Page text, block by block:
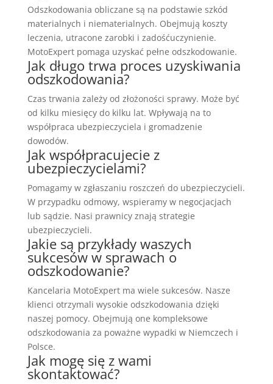
Odszkodowania obliczane są na podstawie szkód
materialnych i niematerialnych. Obejmują koszty
leczenia, utracone zarobki i zadośćuczynienie.
MotoExpert pomaga uzyskać pełne odszkodowanie.
Jak długo trwa proces uzyskiwania
odszkodowania?
Czas trwania zależy od złożoności sprawy. Może być
od kilku miesięcy do kilku lat. Wpływają na to
współpraca ubezpieczyciela i gromadzenie
dowodów.
Jak współpracujecie z
ubezpieczycielami?
Pomagamy w zgłaszaniu roszczeń do ubezpieczycieli.
W przypadku odmowy, wspieramy w negocjacjach
lub sądzie. Nasi prawnicy znają strategie
ubezpieczycieli.
Jakie są przykłady waszych
sukcesów w sprawach o
odszkodowanie?
Kancelaria MotoExpert ma wiele sukcesów. Nasze
klienci otrzymali wysokie odszkodowania dzięki
naszej pomocy. Obejmują one kompleksowe
odszkodowania za poważne wypadki w Niemczech i
Polsce.
Jak mogę się z wami
skontaktować?